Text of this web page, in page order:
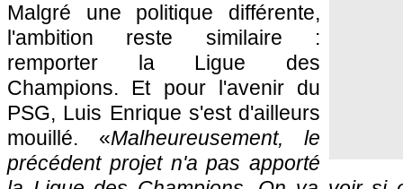
Malgré une politique différente,
l'ambition reste similaire :
remporter la Ligue des
Champions. Et pour l'avenir du
PSG, Luis Enrique s'est d'ailleurs
mouillé. «Malheureusement, le
précédent projet n'a pas apporté